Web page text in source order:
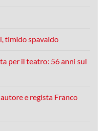
timido spavaldo
per il teatro: 56 anni sul
e regista Franco